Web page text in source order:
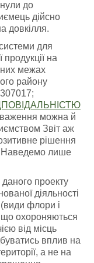
до
дійсно
довкілля.
для
на
межах
району
можна й
Звіт аж
рішення
Наведемо лише
даного проекту
діяльності
(види флори і
охороняються
від місць
вплив на
а не на